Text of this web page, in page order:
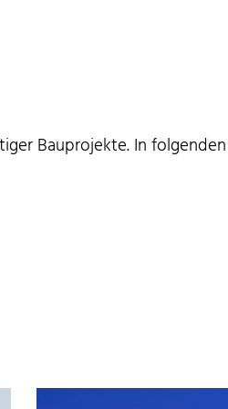
Bauprojekte. In